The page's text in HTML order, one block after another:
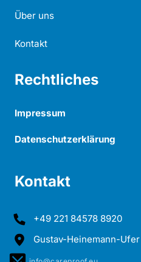
Über uns
Kontakt
Rechtliches
Impressum
Datenschutzerklärung
Kontakt
+49 221 84578 8920
Gustav-Heinemann-